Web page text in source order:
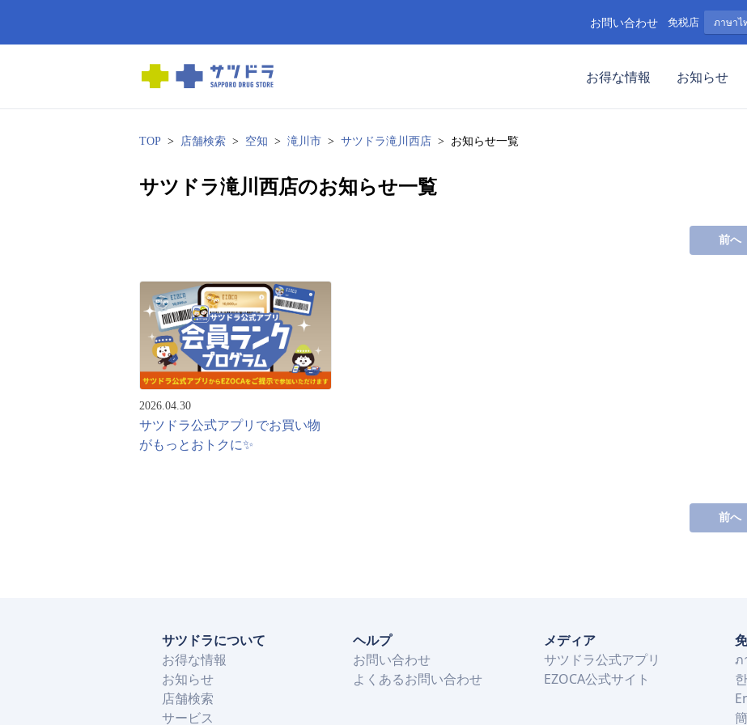
お問い合わせ 免税店 ภาษาไ
お得な情報 お知らせ
TOP 店舗検索 空知 滝川市 サツドラ滝川西店 お知らせ一覧
サツドラ滝川西店のお知らせ一覧
前へ
2026.04.30
サツドラ公式アプリでお買い物
がもっとおトクに✨
前へ
サツドラについて
お得な情報
お知らせ
店舗検索
サービス
ヘルプ
お問い合わせ
よくあるお問い合わせ
メディア
サツドラ公式アプリ
EZOCA公式サイト
ภ